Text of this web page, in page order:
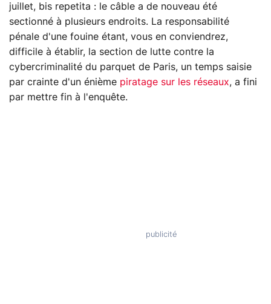
juillet, bis repetita : le câble a de nouveau été
sectionné à plusieurs endroits. La responsabilité
pénale d'une fouine étant, vous en conviendrez,
difficile à établir, la section de lutte contre la
cybercriminalité du parquet de Paris, un temps saisie
par crainte d'un énième piratage sur les réseaux, a fini
par mettre fin à l'enquête.